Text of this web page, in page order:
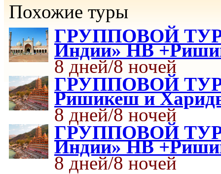
Похожие туры
ГРУППОВОЙ ТУР
Индии» HB
8 дней/8 ночей
ГРУППОВОЙ ТУР
Ришикеш и
8 дней/8 ночей
ГРУППОВОЙ ТУР
Индии» HB
8 дней/8 ночей